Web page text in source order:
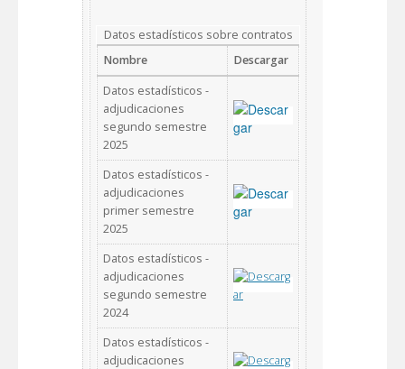
Datos estadísticos sobre contratos
Nombre
Descargar
Datos estadísticos -
adjudicaciones
segundo semestre
2025
Datos estadísticos -
adjudicaciones
primer semestre
2025
Datos estadísticos -
adjudicaciones
segundo semestre
2024
Datos estadísticos -
adjudicaciones